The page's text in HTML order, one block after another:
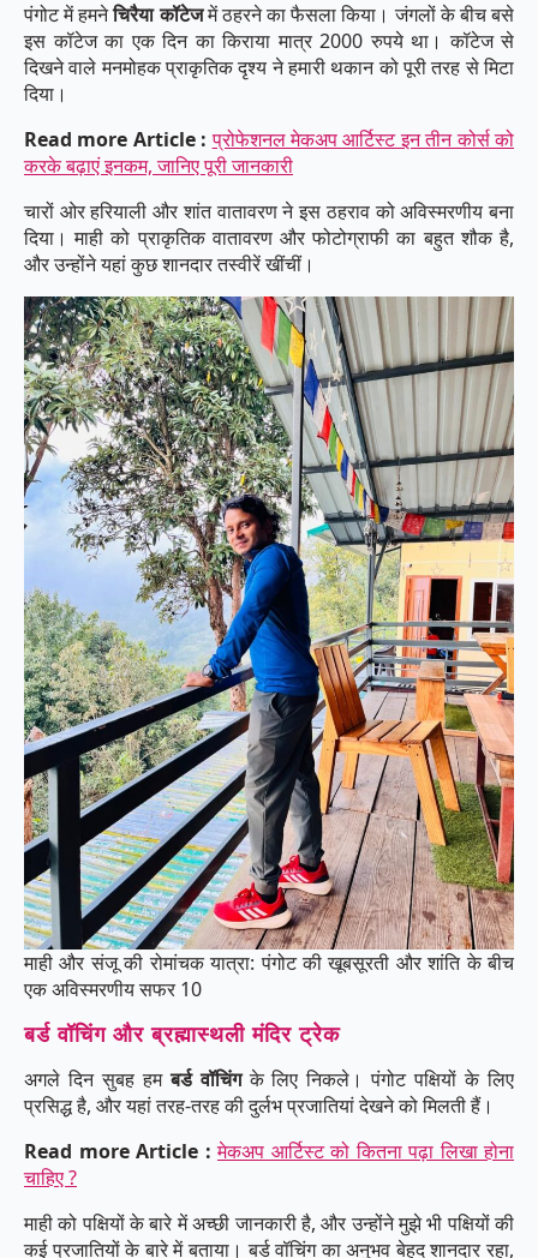
पंगोट में हमनेचिरैया कॉटेजमें ठहरने का फैसला किया। जंगलों के बीच बसे
इस कॉटेज का एक दिन का किराया मात्र 2000 रुपये था। कॉटेज से
दिखने वाले मनमोहक प्राकृतिक दृश्य ने हमारी थकान को पूरी तरह से मिटा
दिया।
Read more Article : प्रोफेशनल मेकअप आर्टिस्ट इन तीन कोर्स को
करके बढ़ाएं इनकम, जानिए पूरी जानकारी
चारों ओर हरियाली और शांत वातावरण ने इस ठहराव को अविस्मरणीय बना
दिया। माही को प्राकृतिक वातावरण और फोटोग्राफी का बहुत शौक है,
और उन्होंने यहां कुछ शानदार तस्वीरें खींचीं।
माही और संजू की रोमांचक यात्रा: पंगोट की खूबसूरती और शांति के बीच
एक अविस्मरणीय सफर 10
बर्ड वॉचिंग और ब्रह्मास्थली मंदिर ट्रेक
अगले दिन सुबह हमबर्ड वॉचिंगके लिए निकले। पंगोट पक्षियों के लिए
प्रसिद्ध है, और यहां तरह-तरह की दुर्लभ प्रजातियां देखने को मिलती हैं।
Read more Article : मेकअप आर्टिस्ट को कितना पढ़ा लिखा होना
चाहिए ?
माही को पक्षियों के बारे में अच्छी जानकारी है, और उन्होंने मुझे भी पक्षियों की
कई प्रजातियों के बारे में बताया। बर्ड वॉचिंग का अनुभव बेहद शानदार रहा,